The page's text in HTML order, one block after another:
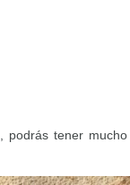
podrás tener